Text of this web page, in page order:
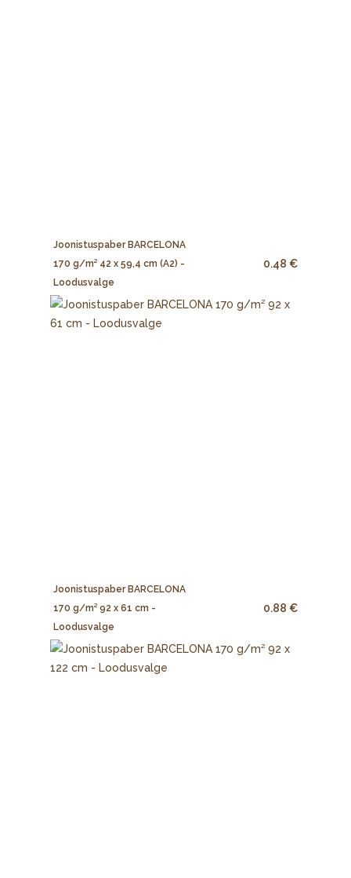
Joonistuspaber BARCELONA
170 g/m² 42 x 59,4 cm (A2) -
Loodusvalge
0.48 €
Joonistuspaber BARCELONA
170 g/m² 92 x 61 cm -
Loodusvalge
0.88 €